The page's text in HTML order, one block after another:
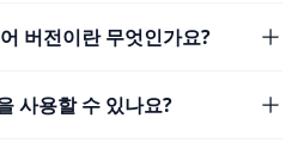
버전이란 무엇인가요?
사용할 수 있나요?